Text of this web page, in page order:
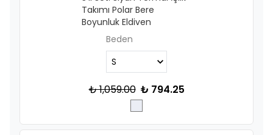
Takımı Polar Bere
Boyunluk Eldiven
Beden
₺ 1,059.00 ₺ 794.25